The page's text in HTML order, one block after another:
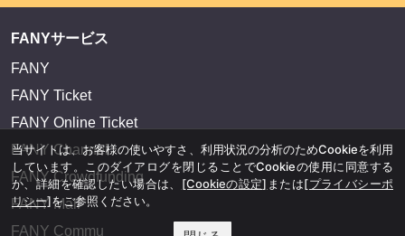
FANYサービス
FANY
FANY Ticket
FANY Online Ticket
FANY Channel
FANY Crowdfunding
FANY Mall
FANY Commu
当サイトは、お客様の使いやすさ、利用状況の分析のためCookieを利用
しています。このダイアログを閉じることでCookieの使用に同意する
か、詳細を確認したい場合は、 [Cookieの設定] または[プライバシーポ
リシー]をご参照ください。